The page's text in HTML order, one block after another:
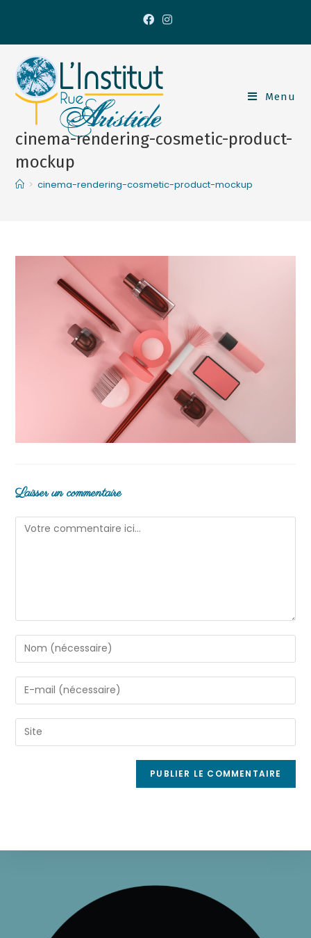
Menu
cinema-rendering-cosmetic-product-
mockup
> cinema-rendering-cosmetic-product-mockup
Laisser un commentaire